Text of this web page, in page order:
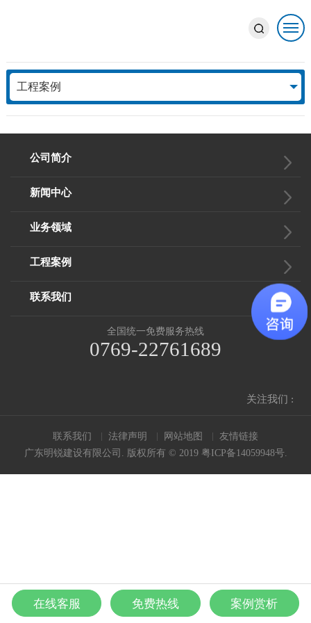
工程案例
公司简介
新闻中心
业务领域
工程案例
联系我们
全国统一免费服务热线
0769-22761689
关注我们 :
联系我们 法律声明 网站地图
友情链接
广东明锐建设有限公司. 版权所有 © 2019 粤ICP备14059948号.
在线客服 免费热线 案例赏析